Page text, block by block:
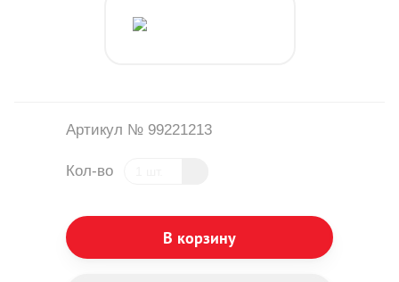
Артикул № 99221213
Кол-во
В корзину